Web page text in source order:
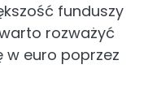
funduszy
rozważyć
w euro poprzez